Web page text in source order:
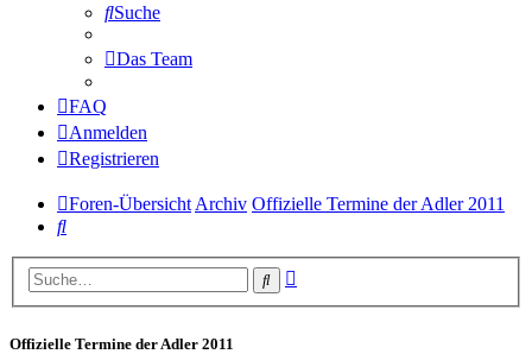
Suche
Das Team
FAQ
Anmelden
Registrieren
Foren-Übersicht Archiv Offizielle Termine der Adler 2011
Suche
Suche
Offizielle Termine der Adler 2011